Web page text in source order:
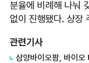
분율에 비례해 나눠
없이 진행됐다. 상
관련기사